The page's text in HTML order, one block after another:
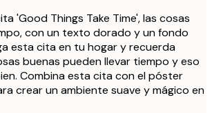
'Good Things Take Time', las cosas
con un texto dorado y un fondo
esta cita en tu hogar y recuerda
buenas pueden llevar tiempo y eso
Combina esta cita con el póster
crear un ambiente suave y mágico en